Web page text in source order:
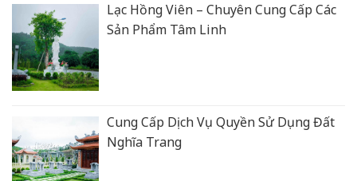
Lạc Hồng Viên – Chuyên Cung Cấp Các
Sản Phẩm Tâm Linh
Cung Cấp Dịch Vụ Quyền Sử Dụng Đất
Nghĩa Trang